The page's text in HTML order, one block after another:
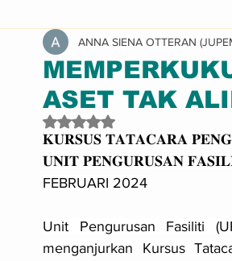
Pencapaian & Pengiktirafan Informasi
ASET TAK
ANNA SIENA OTTERAN
Dinilai NaN daripada 5 bintang.
𝐊𝐔𝐑𝐒𝐔𝐒 𝐓𝐀𝐓𝐀𝐂𝐀𝐑𝐀
𝐔𝐍𝐈𝐓 𝐏𝐄𝐍𝐆𝐔𝐑𝐔𝐒𝐀𝐍
FEBRUARI 2024
Unit Pengurusan Fasiliti
menganjurkan Kursus